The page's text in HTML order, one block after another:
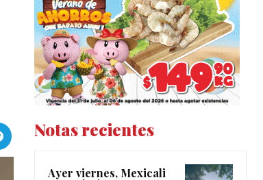
Notas recientes
Ayer viernes, Mexicali